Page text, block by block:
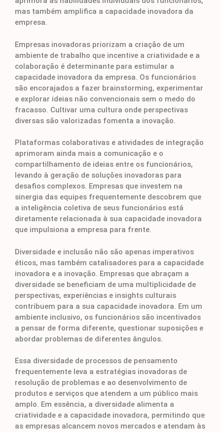
mas também amplifica a capacidade inovadora da
empresa.
Empresas inovadoras priorizam a criação de um
ambiente de trabalho que incentive a criatividade e a
colaboração é determinante para estimular a
capacidade inovadora da empresa. Os funcionários
são encorajados a fazer brainstorming, experimentar
e explorar ideias não convencionais sem o medo do
fracasso. Cultivar uma cultura onde perspectivas
diversas são valorizadas fomenta a inovação.
Plataformas colaborativas e atividades de integração
aprimoram ainda mais a comunicação e o
compartilhamento de ideias entre os funcionários,
levando à geração de soluções inovadoras para
desafios complexos. Empresas que investem na
sinergia das equipes frequentemente descobrem que
a inteligência coletiva de seus funcionários está
diretamente relacionada à sua capacidade inovadora
que impulsiona a empresa para frente.
Diversidade e inclusão não são apenas imperativos
éticos, mas também catalisadores para a capacidade
inovadora e a inovação. Empresas que abraçam a
diversidade se beneficiam de uma multiplicidade de
perspectivas, experiências e insights culturais
contribuem para a sua capacidade inovadora. Em um
ambiente inclusivo, os funcionários são incentivados
a pensar de forma diferente, questionar suposições e
abordar problemas de diferentes ângulos.
Essa diversidade de processos de pensamento
frequentemente leva a estratégias inovadoras de
resolução de problemas e ao desenvolvimento de
produtos e serviços que atendem a um público mais
amplo. Em essência, a diversidade alimenta a
criatividade e a capacidade inovadora, permitindo que
as empresas alcancem novos mercados e atendam às